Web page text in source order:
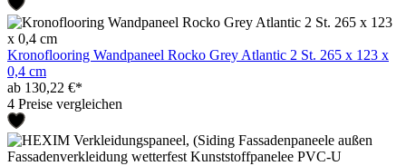
Kronoflooring Wandpaneel Rocko Grey Atlantic 2 St. 265 x 123 x
0,4 cm
ab 130,22 €*
4 Preise vergleichen